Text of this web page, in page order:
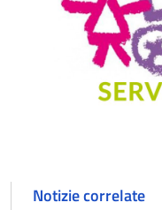
Notizie correlate